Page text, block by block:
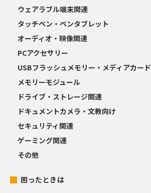
ウェアラブル端末関連
タッチペン・ペンタブレット
オーディオ・映像関連
PCアクセサリー
USBフラッシュメモリー・メディアカード
メモリーモジュール
ドライブ・ストレージ関連
ドキュメントカメラ・文教向け
セキュリティ関連
ゲーミング関連
その他
困ったときは